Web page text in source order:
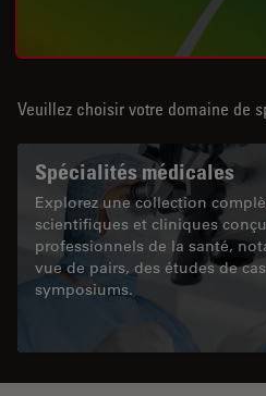
Veuillez choisir votre domaine de
Spécialités médicales
Explorez une collection
scientifiques et cliniques
professionnels de la santé,
vue de pairs, des études de
symposiums.